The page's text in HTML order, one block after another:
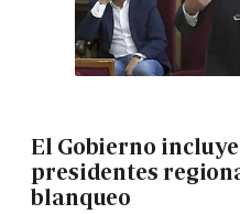
El Gobierno
presidentes
blanqueo